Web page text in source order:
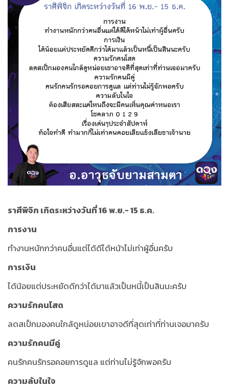
ราศีพิจิก เกิดระหว่างวันที่ 16 พ.ย.- 15 ธ.ค.
การงาน
ทำงานหนักกว่าคนอื่นแต่ได้ดีได้หน้าไม่เท่าผู้อื่นครับ
การเงิน
ได้น้อยแต่ประหยัดดีกว่าได้มาแล้วเป็นหนี้เป็นสินนะครับ
ความรักคนโสด
ลดสเป็กมองคนใกล้ดูหน่อยเขาอาจดีที่สุดเท่าที่ท่านเจอมาครับ
ความรักคนมีคู่
คนรักคนรักรอคอยการดูแล แต่ท่านไม่รู้จักพอครับ
ความลับในใจ